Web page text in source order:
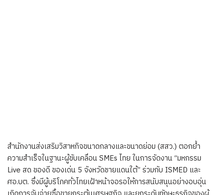
สำนักงานส่งเสริมวิสาหกิจขนาดกลางและขนาดย่อม (สสว.) ตอกย้ำ
ความสำเร็จในฐานะผู้ขับเคลื่อน SMEs ไทย ในการจัดงาน “มหกรรม
Live สด ของดี ของเด่น 5 จังหวัดชายแดนใต้” ร่วมกับ ISMED และ
ศอ.บต. ซึ่งมีผู้บริโภคทั่วไทยเฝ้าหน้าจอรอให้การสนับสนุนอย่างอบอุ่น